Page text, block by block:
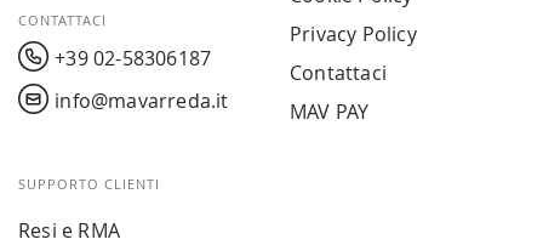
CONTATTACI
+39 02-58306187
info@mavarreda.it
Privacy Policy
Contattaci
MAV PAY
SUPPORTO CLIENTI
Resi e RMA